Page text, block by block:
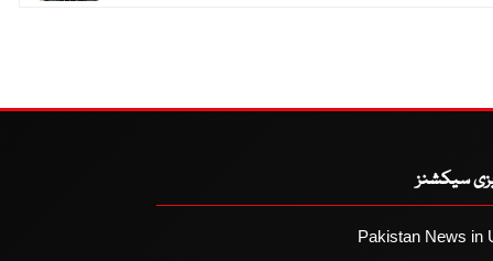
سیکشنز
Pakistan News in